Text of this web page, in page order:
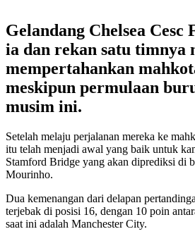
Gelandang Chelsea Cesc
ia dan rekan satu timnya
mempertahankan
meskipun permulaan
musim ini.
Setelah melaju perjalanan mereka ke
itu telah menjadi awal yang baik untuk
Stamford Bridge yang akan diprediksi di
Mourinho.
Dua kemenangan dari delapan
terjebak di posisi 16, dengan 10 poin
saat ini adalah Manchester City.